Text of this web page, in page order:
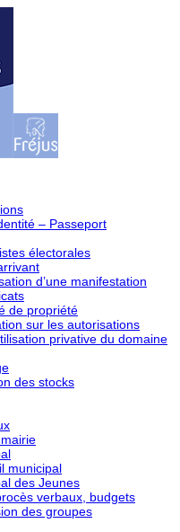
– Passeport
électorales
d’une manifestation
de propriété
sur les autorisations
privative du domaine
des stocks
municipal
des Jeunes
verbaux, budgets
des groupes